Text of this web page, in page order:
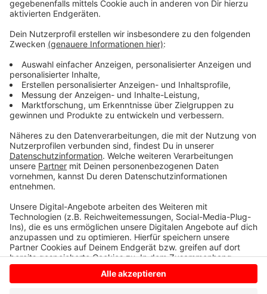
8 - 20:30 Uhr. Das Freibad Sudmühle verlängert seine
Öffnungszeiten von heute bis Freitag um je eine
Stunde und schließt um 21 Uhr.
Die Freibäder Hiltrup und Coburg können aufgrund von
Personalmangel nicht länger öffnen. Das soll sich aber
ab dem nächsten Sommer ändern. Den passenden
Ratsbeschluss dazu hat die Stadt am 3. Juli auf den
Weg gebracht.
Anzeige
Anzeige